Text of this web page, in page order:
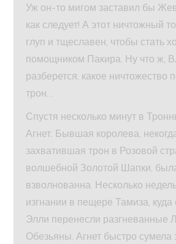
Уж он-то мигом заставил бы
как следует! А этот ничтожный
глуп и тщеславен, чтобы стать
помощником Пакира. Ну что ж,
разберется, какое ничтожество
трон…
Спустя несколько минут в
Агнет. Бывшая королева,
захватившая трон в Розовой
волшебной Золотой Шапки,
взволнованна. Несколько
изгнании в пещере Тамиза, куда
Элли перенесли разгневанные
Обезьяны. Агнет быстро сумела